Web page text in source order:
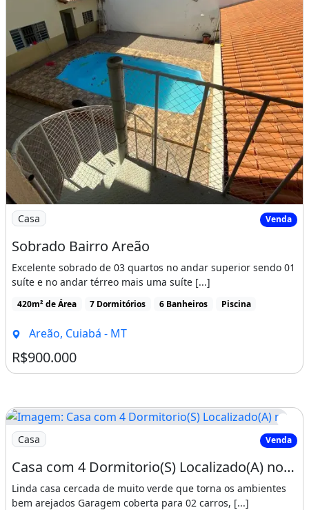
Imagem: Sobrado Bairro Areão
Casa Venda
Sobrado Bairro Areão
Excelente sobrado de 03 quartos no andar superior sendo 01
suíte e no andar térreo mais uma suíte [...]
420m² de Área 7 Dormitórios 6 Banheiros Piscina
Areão, Cuiabá - MT
R$900.000
Imagem: Casa com 4 Dormitorio(S) Localizado(A) no
Casa Venda
Casa com 4 Dormitorio(S) Localizado(A) no Bairro Areão em Cuiabá / Mato Grosso Ref. 57
Linda casa cercada de muito verde que torna os ambientes
bem arejados Garagem coberta para 02 carros, [...]